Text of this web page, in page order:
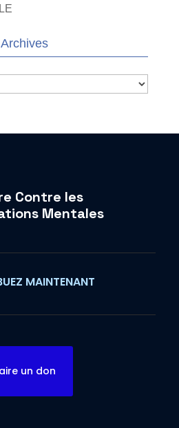
Archives
Contre les
Mentales
MAINTENANT
un don